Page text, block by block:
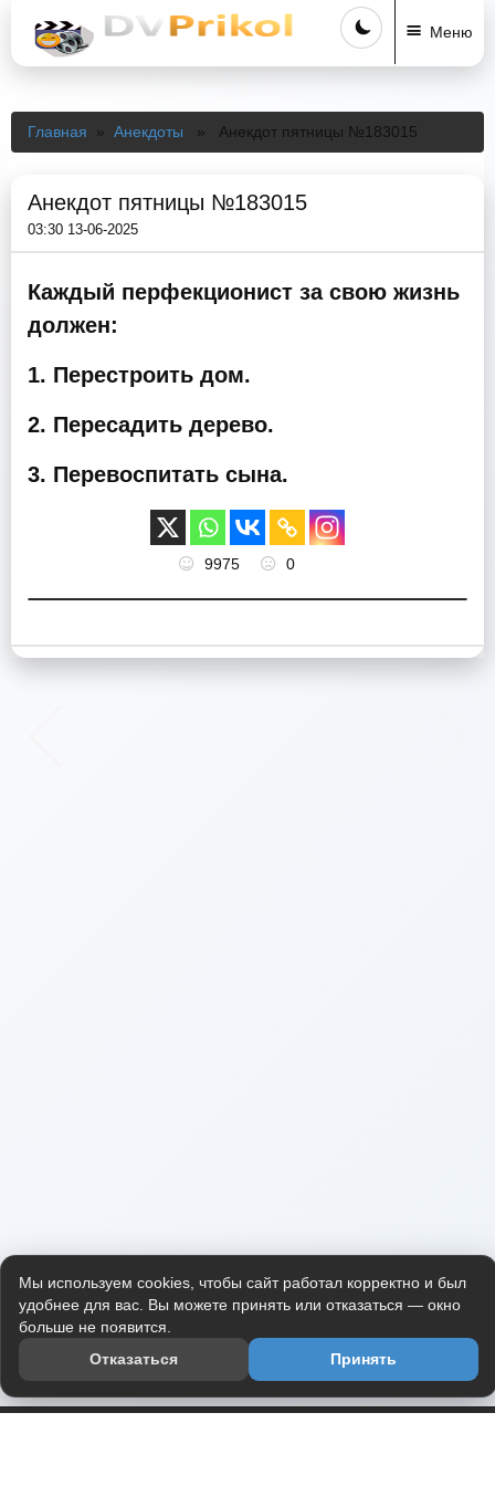
Меню
Главная » Анекдоты » Анекдот пятницы №183015
Анекдот пятницы №183015
03:30 13-06-2025
Каждый перфекционист за свою жизнь
должен:
1. Перестроить дом.
2. Пересадить дерево.
3. Перевоспитать сына.
9975 0
Мы используем cookies, чтобы сайт работал корректно и был
удобнее для вас. Вы можете принять или отказаться — окно
больше не появится.
Отказаться
Принять